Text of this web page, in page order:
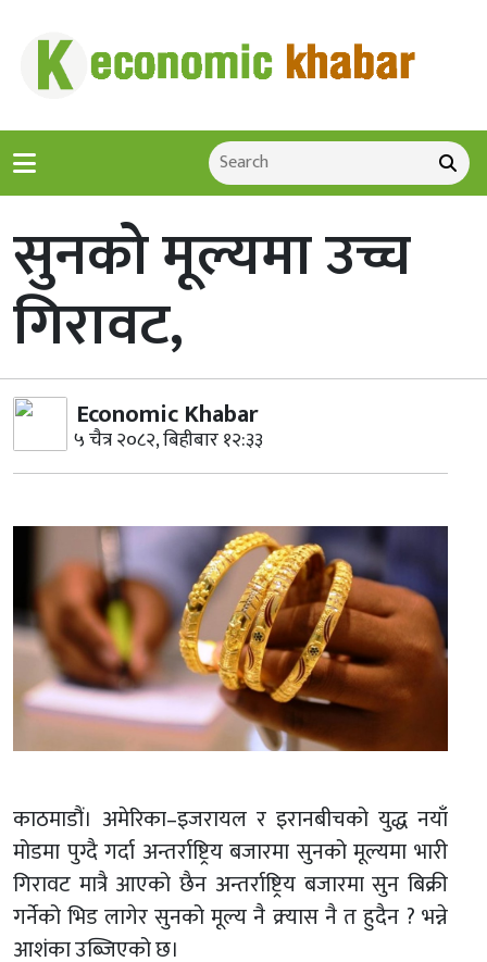
सुनको मूल्यमा उच्च
गिरावट,
Economic Khabar
५ चैत्र २०८२, बिहीबार १२:३३
काठमाडौं। अमेरिका–इजरायल र इरानबीचको युद्ध नयाँ
मोडमा पुग्दै गर्दा अन्तर्राष्ट्रिय बजारमा सुनको मूल्यमा भारी
गिरावट मात्रै आएको छैन अन्तर्राष्ट्रिय बजारमा सुन बिक्री
गर्नेको भिड लागेर सुनको मूल्य नै क्र्यास नै त हुदैन ? भन्ने
आशंका उब्जिएको छ।